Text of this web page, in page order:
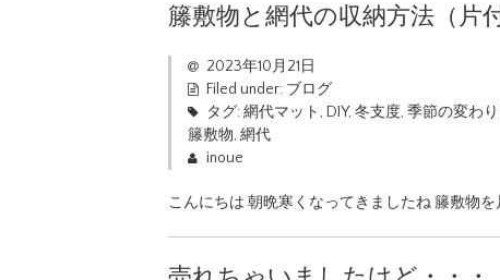
籐敷物と網代の収納方法（片
2023年10月21日
Filed under: ブログ
タグ:網代マット , DIY, 冬支度, 季節の変わり
籐敷物, 網代
inoue
こんにちは 朝晩寒くなってきましたね 籐敷物